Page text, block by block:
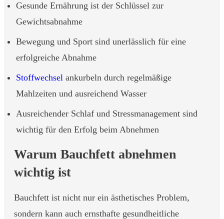
Gesunde Ernährung ist der Schlüssel zur
Gewichtsabnahme
Bewegung und Sport sind unerlässlich für eine
erfolgreiche Abnahme
Stoffwechsel ankurbeln durch regelmäßige
Mahlzeiten und ausreichend Wasser
Ausreichender Schlaf und Stressmanagement sind
wichtig für den Erfolg beim Abnehmen
Warum Bauchfett abnehmen
wichtig ist
Bauchfett ist nicht nur ein ästhetisches Problem,
sondern kann auch ernsthafte gesundheitliche